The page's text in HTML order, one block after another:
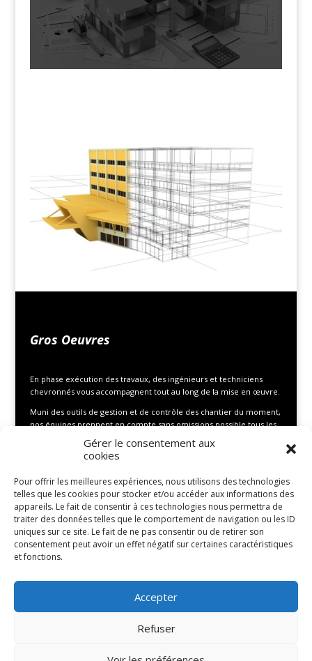
Gérer le consentement aux
cookies
Pour offrir les meilleures expériences, nous utilisons des technologies
telles que les cookies pour stocker et/ou accéder aux informations des
appareils. Le fait de consentir à ces technologies nous permettra de
traiter des données telles que le comportement de navigation ou les ID
uniques sur ce site. Le fait de ne pas consentir ou de retirer son
consentement peut avoir un effet négatif sur certaines caractéristiques
et fonctions.
Accepter
Refuser
Gros Oeuvres
En phase exécution des travaux, des ingénieurs et techniciens
chevronnés vous accompagnent tout au long de la mise en œuvre.
Muni des outils de gestion et de contrôle des chantier du moment,
nos équipes prennent en compte sans omissions possible tous les
points de contrôle allant des plus important jusqu’au élément
ressortant même facultatif pour le contrôle.